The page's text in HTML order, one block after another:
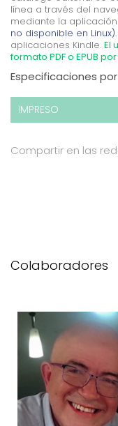
línea a través del
mediante la aplicación
no disponible en Linux).
aplicaciones Kindle. El
formato PDF o EPUB
Especificaciones
IMPRESO
Compartir en las
Colaboradores